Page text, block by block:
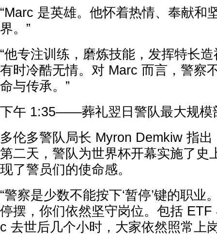
“Marc 是英雄。他怀着热情、奉献和
界。”
“他专注训练，磨炼技能，发挥特长
有时冷酷无情。对 Marc 而言，警察
命与传承。”
下午 1:35——葬礼翌日警队最大规模
多伦多警队局长 Myron Demkiw 指
第二天，警队为世界杯开幕实施了史
现了警员们的使命感。
“警察是少数不能按下‘暂停’键的职业
停摆，你们依然坚守岗位。包括
c 去世后几个小时，大家依然照常上